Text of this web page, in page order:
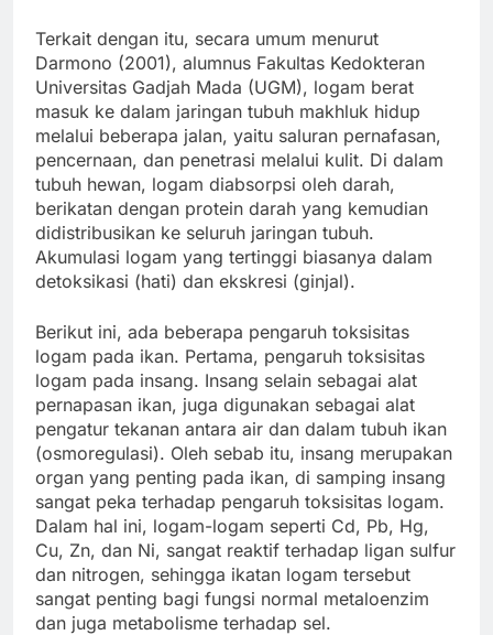
Terkait dengan itu, secara umum menurut
Darmono (2001), alumnus Fakultas Kedokteran
Universitas Gadjah Mada (UGM), logam berat
masuk ke dalam jaringan tubuh makhluk hidup
melalui beberapa jalan, yaitu saluran pernafasan,
pencernaan, dan penetrasi melalui kulit. Di dalam
tubuh hewan, logam diabsorpsi oleh darah,
berikatan dengan protein darah yang kemudian
didistribusikan ke seluruh jaringan tubuh.
Akumulasi logam yang tertinggi biasanya dalam
detoksikasi (hati) dan ekskresi (ginjal).
Berikut ini, ada beberapa pengaruh toksisitas
logam pada ikan. Pertama, pengaruh toksisitas
logam pada insang. Insang selain sebagai alat
pernapasan ikan, juga digunakan sebagai alat
pengatur tekanan antara air dan dalam tubuh ikan
(osmoregulasi). Oleh sebab itu, insang merupakan
organ yang penting pada ikan, di samping insang
sangat peka terhadap pengaruh toksisitas logam.
Dalam hal ini, logam-logam seperti Cd, Pb, Hg,
Cu, Zn, dan Ni, sangat reaktif terhadap ligan sulfur
dan nitrogen, sehingga ikatan logam tersebut
sangat penting bagi fungsi normal metaloenzim
dan juga metabolisme terhadap sel.